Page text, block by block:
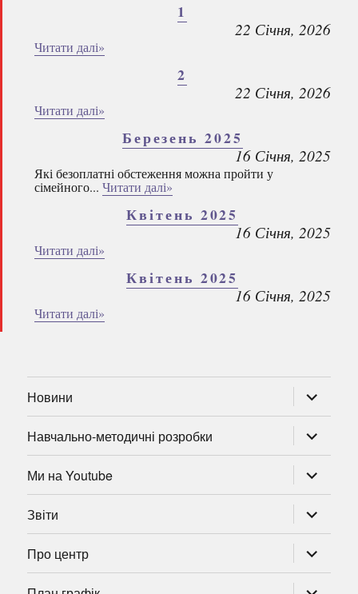
1
22 Січня, 2026
Читати далі»
2
22 Січня, 2026
Читати далі»
Березень 2025
16 Січня, 2025
Які безоплатні обстеження можна пройти у
сімейного... Читати далі»
Квітень 2025
16 Січня, 2025
Читати далі»
Квітень 2025
16 Січня, 2025
Читати далі»
Новини
підменю
Навчально-методичні розробки
підменю
Ми на Youtube
підменю
Звіти
підменю
Про центр
підменю